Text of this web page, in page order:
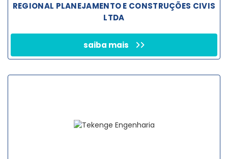
REGIONAL PLANEJAMENTO E CONSTRUÇÕES CIVIS
LTDA
saiba mais